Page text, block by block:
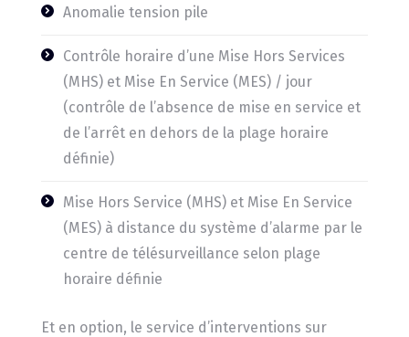
Anomalie tension pile
Contrôle horaire d’une Mise Hors Services
(MHS) et Mise En Service (MES) / jour
(contrôle de l’absence de mise en service et
de l’arrêt en dehors de la plage horaire
définie)
Mise Hors Service (MHS) et Mise En Service
(MES) à distance du système d’alarme par le
centre de télésurveillance selon plage
horaire définie
Et en option, le service d’interventions sur